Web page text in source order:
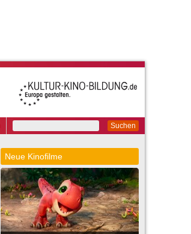
Suchen
Neue Kinofilme